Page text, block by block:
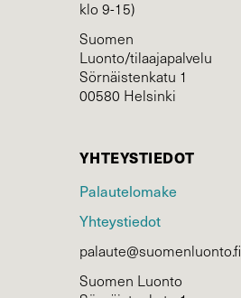
klo 9-15)
Suomen
Luonto/tilaajapalvelu
Sörnäistenkatu 1
00580 Helsinki
YHTEYSTIEDOT
Palautelomake
Yhteystiedot
palaute@suomenluonto.fi
Suomen Luonto